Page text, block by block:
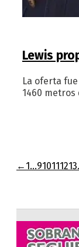
Lewis
La oferta
1460
← 1…910111213